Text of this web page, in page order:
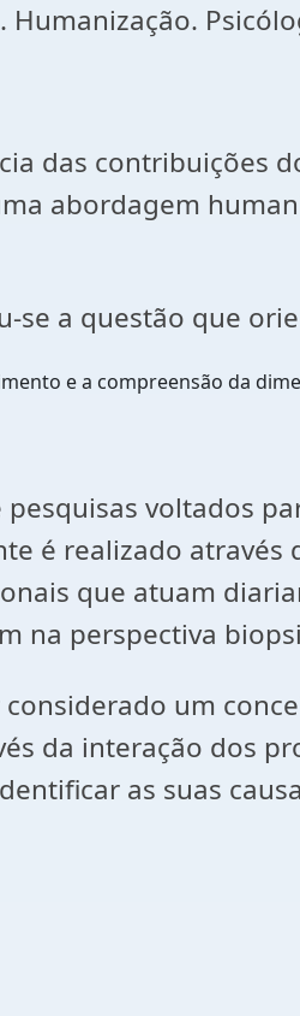
Humanização.
das contribuições
abordagem
se a questão que
e a compreensão da
voltados
é realizado
que atuam
na perspectiva
um
da interação dos
as suas